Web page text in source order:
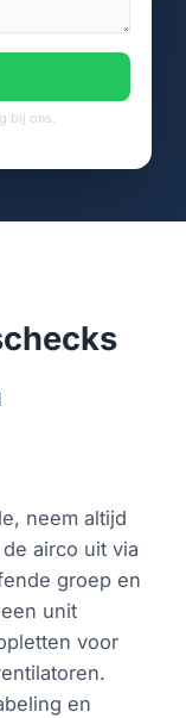
bij ons.
neem altijd
airco uit via
groep en
unit
voor
en